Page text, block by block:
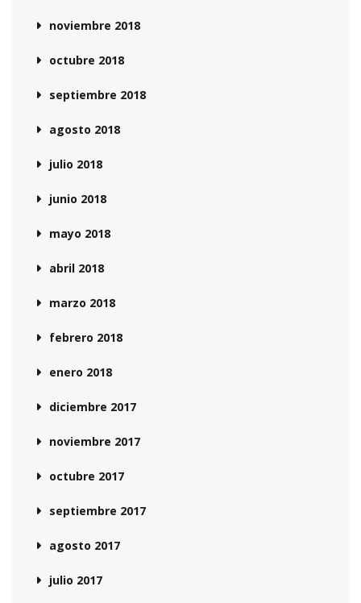
noviembre 2018
octubre 2018
septiembre 2018
agosto 2018
julio 2018
junio 2018
mayo 2018
abril 2018
marzo 2018
febrero 2018
enero 2018
diciembre 2017
noviembre 2017
octubre 2017
septiembre 2017
agosto 2017
julio 2017